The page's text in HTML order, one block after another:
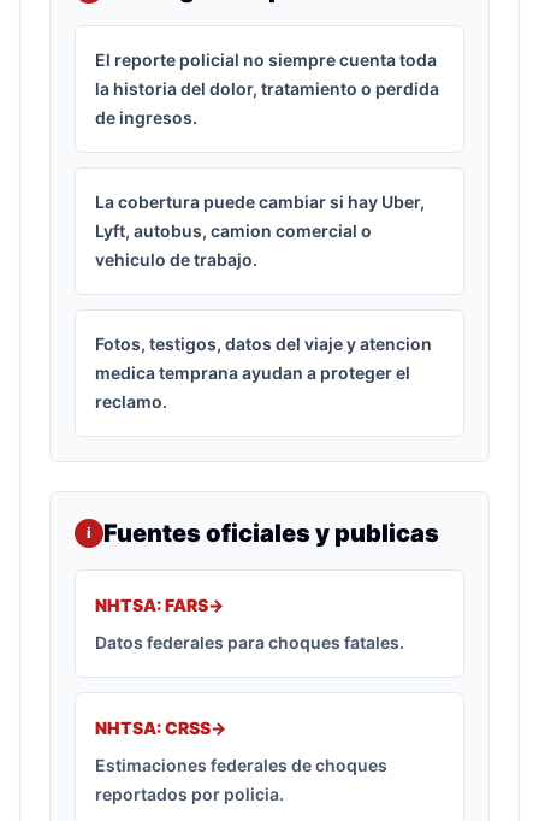
El reporte policial no siempre cuenta toda
la historia del dolor, tratamiento o perdida
de ingresos.
La cobertura puede cambiar si hay Uber,
Lyft, autobus, camion comercial o
vehiculo de trabajo.
Fotos, testigos, datos del viaje y atencion
medica temprana ayudan a proteger el
reclamo.
i Fuentes oficiales y publicas
NHTSA: FARS->
Datos federales para choques fatales.
NHTSA: CRSS->
Estimaciones federales de choques
reportados por policia.